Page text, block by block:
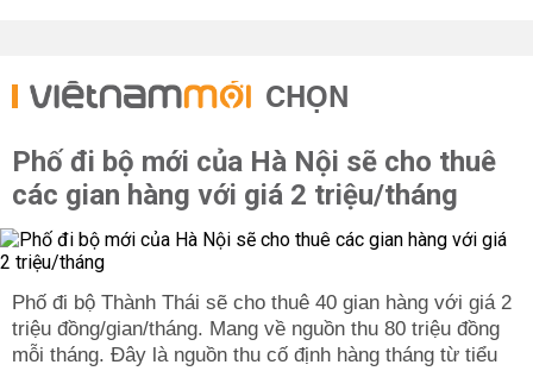
CHỌN
Phố đi bộ mới của Hà Nội sẽ cho thuê
các gian hàng với giá 2 triệu/tháng
Phố đi bộ Thành Thái sẽ cho thuê 40 gian hàng với giá 2
triệu đồng/gian/tháng. Mang về nguồn thu 80 triệu đồng
mỗi tháng. Đây là nguồn thu cố định hàng tháng từ tiểu